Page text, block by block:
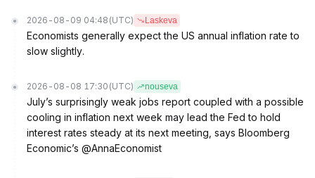
2026-08-09 04:48 (UTC) Laskeva
Economists generally expect the US annual inflation rate to
slow slightly.
2026-08-08 17:30 (UTC) nouseva
July’s surprisingly weak jobs report coupled with a possible
cooling in inflation next week may lead the Fed to hold
interest rates steady at its next meeting, says Bloomberg
Economic’s @AnnaEconomist